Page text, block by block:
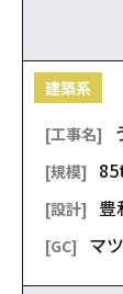
建築系
豊
マ